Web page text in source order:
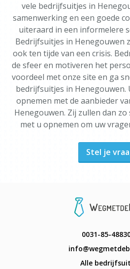
vele bedrijfsuitjes in
samenwerking en een goede
uiteraard in een informelere
Bedrijfsuitjes in Henegouwen
ook ten tijde van een crisis.
de sfeer en motiveren het
voordeel met onze site en ga
bedrijfsuitjes in Henegouwen.
opnemen met de aanbieder
Henegouwen. Zij zullen dan
met u opnemen om uw
Stel je
0031-85-
Alle